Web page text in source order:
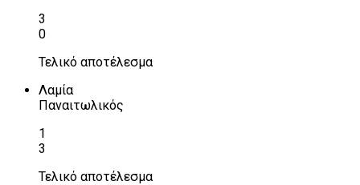
3
0
Τελικό αποτέλεσμα
Λαμία
Παναιτωλικός
1
3
Τελικό αποτέλεσμα